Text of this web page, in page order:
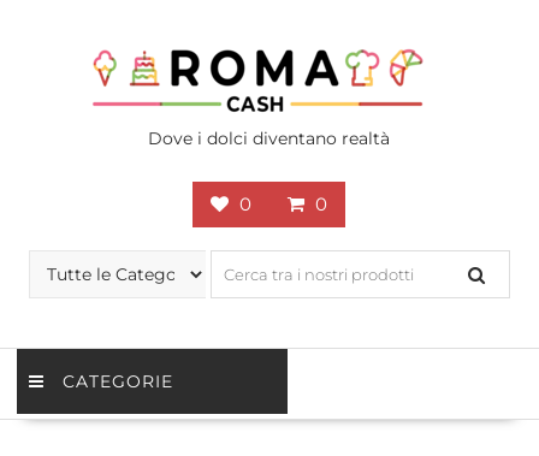
Dove i dolci diventano realtà
0 0
CATEGORIE